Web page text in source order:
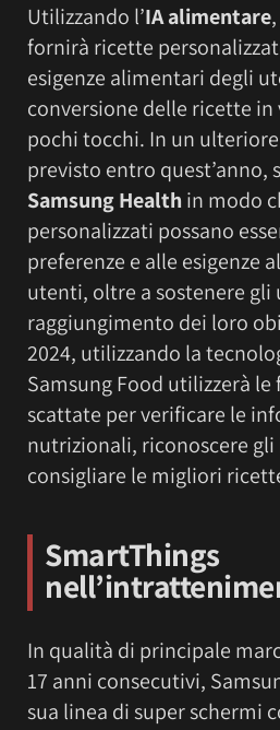
Utilizzando l’IA alimentare
fornirà ricette
esigenze alimentari degli
conversione delle ricette in
pochi tocchi. In un
previsto entro quest’anno,
Samsung Healthin modo
personalizzati possano
preferenze e alle esigenze
utenti, oltre a sostenere gli
raggiungimento dei loro
2024, utilizzando la
Samsung Food utilizzerà
scattate per verificare le
nutrizionali, riconoscere
consigliare le migliori
SmartThings
In qualità di principale
17 anni consecutivi,
sua linea di super schermi